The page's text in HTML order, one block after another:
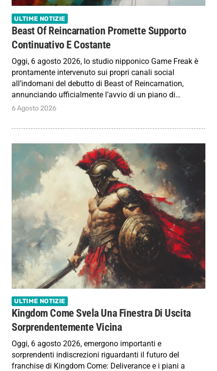
ULTIME NOTIZIE
Beast Of Reincarnation Promette Supporto
Continuativo E Costante
Oggi, 6 agosto 2026, lo studio nipponico Game Freak è
prontamente intervenuto sui propri canali social
all’indomani del debutto di Beast of Reincarnation,
annunciando ufficialmente l’avvio di un piano di…
6 Agosto 2026
ULTIME NOTIZIE
Kingdom Come Svela Una Finestra Di Uscita
Sorprendentemente Vicina
Oggi, 6 agosto 2026, emergono importanti e
sorprendenti indiscrezioni riguardanti il futuro del
franchise di Kingdom Come: Deliverance e i piani a